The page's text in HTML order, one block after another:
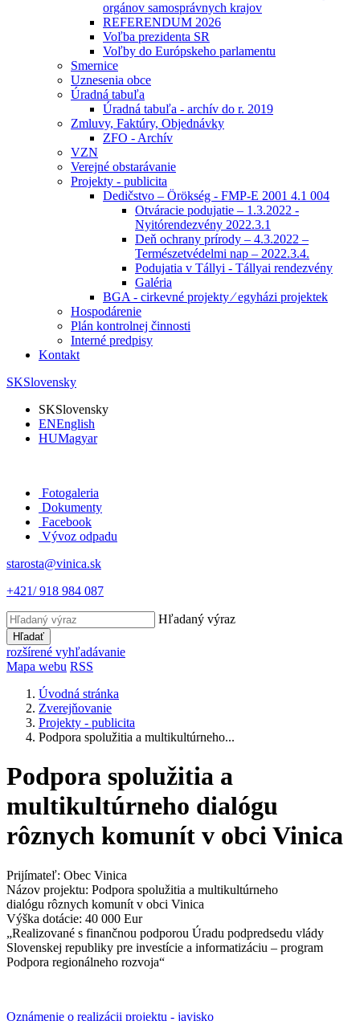
orgánov samosprávnych krajov
REFERENDUM 2026
Voľba prezidenta SR
Voľby do Európskeho parlamentu
Smernice
Uznesenia obce
Úradná tabuľa
Úradná tabuľa - archív do r. 2019
Zmluvy, Faktúry, Objednávky
ZFO - Archív
VZN
Verejné obstarávanie
Projekty - publicita
Dedičstvo – Örökség - FMP-E 2001 4.1 004
Otváracie podujatie – 1.3.2022 -
Nyitórendezvény 2022.3.1
Deň ochrany prírody – 4.3.2022 –
Természetvédelmi nap – 2022.3.4.
Podujatia v Tállyi - Tállyai rendezvény
Galéria
BGA - cirkevné projekty ⁄ egyházi projektek
Hospodárenie
Plán kontrolnej činnosti
Interné predpisy
Kontakt
SKSlovensky
SKSlovensky
ENEnglish
HUMagyar
Fotogaleria
Dokumenty
Facebook
Vývoz odpadu
starosta@vinica.sk
+421/ 918 984 087
Hľadaný výraz
Hľadať
rozšírené vyhľadávanie
Mapa webu RSS
Úvodná stránka
Zverejňovanie
Projekty - publicita
Podpora spolužitia a multikultúrneho...
Podpora spolužitia a
multikultúrneho dialógu
rôznych komunít v obci Vinica
Prijímateľ: Obec Vinica
Názov projektu: Podpora spolužitia a multikultúrneho
dialógu rôznych komunít v obci Vinica
Výška dotácie: 40 000 Eur
„Realizované s finančnou podporou Úradu podpredsedu vlády
Slovenskej republiky pre investície a informatizáciu – program
Podpora regionálneho rozvoja“
Oznámenie o realizácii projektu - javisko